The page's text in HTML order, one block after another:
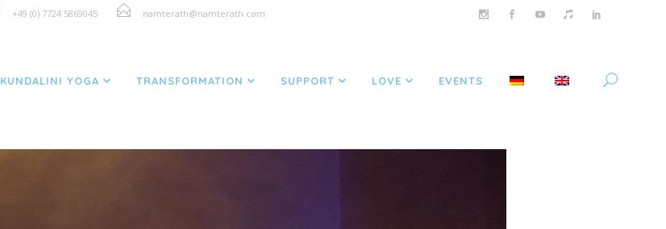
+49 (0) 7724 5869045 namterath@namterath.com
KUNDALINI YOGA TRANSFORMATION SUPPORT LOVE EVENTS